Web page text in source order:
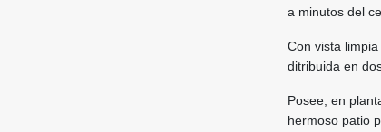
a minutos del
Con vista
ditribuida en
Posee, en
hermoso patio